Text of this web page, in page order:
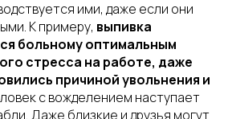
ими, даже если они
К примеру, выпивка
больному оптимальным
стресса на работе, даже
причиной увольнения и
с вожделением наступает
Даже близкие и друзья могут